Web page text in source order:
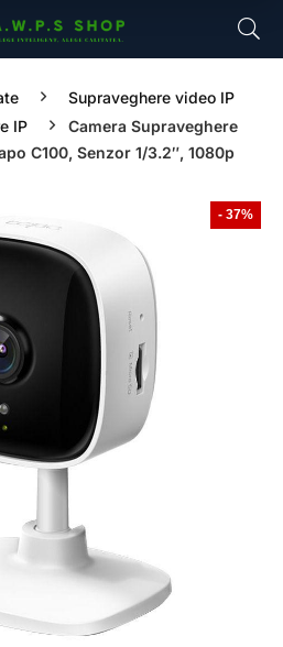
Supraveghere video IP
IP
Camera Supraveghere
C100, Senzor 1/3.2″, 1080p
- 37%